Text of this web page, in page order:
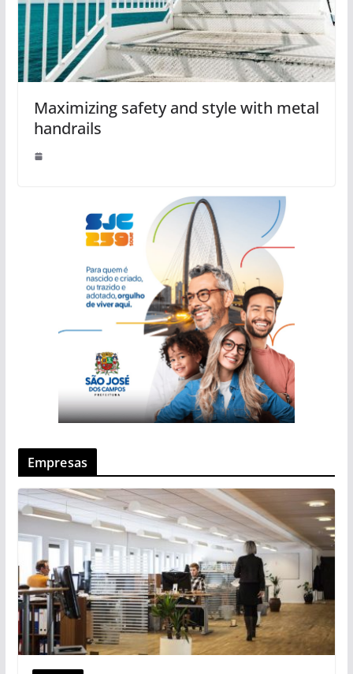
Maximizing safety and style with metal
handrails
Empresas